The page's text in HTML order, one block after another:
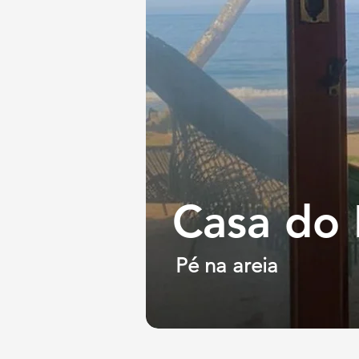
Casa do
Pé na areia